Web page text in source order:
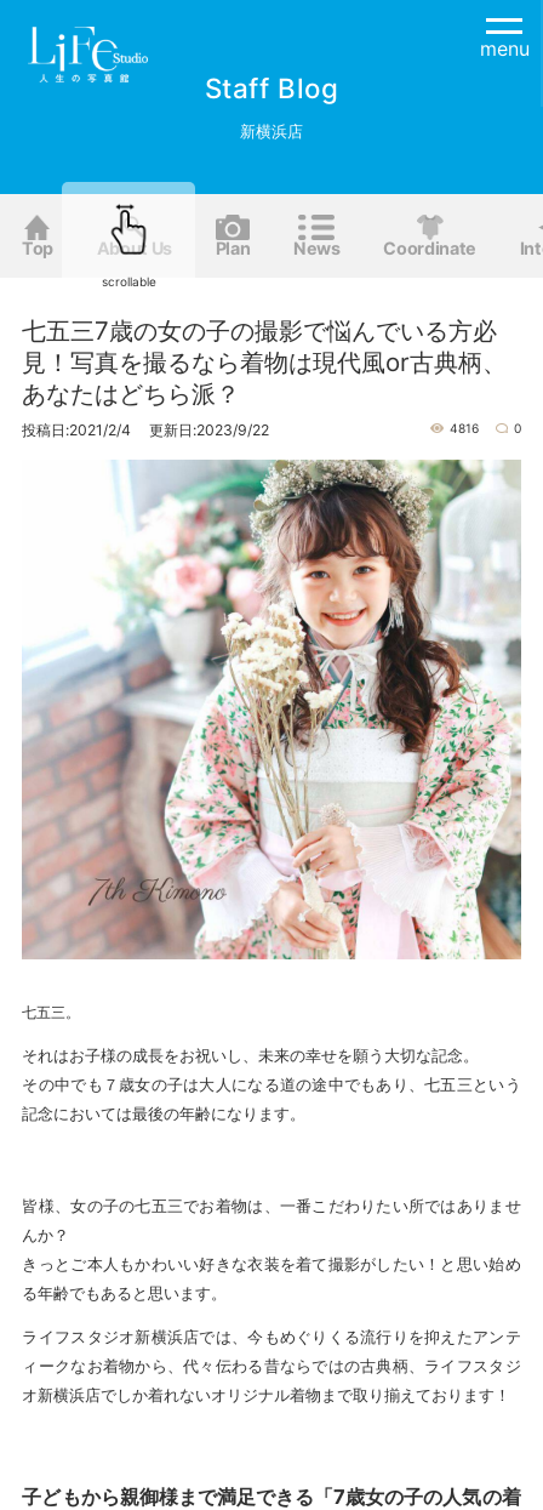
menu
Staff Blog
新横浜店
Top About Us Plan News Coordinate
七五三7歳の女の子の撮影で悩んでいる方必
見！写真を撮るなら着物は現代風or古典柄、
あなたはどちら派？
投稿日:2021/2/4 更新日:2023/9/22 4816 0
七五三。
それはお子様の成長をお祝いし、未来の幸せを願う大切な記念。
その中でも７歳女の子は大人になる道の途中でもあり、七五三という
記念においては最後の年齢になります。
皆様、女の子の七五三でお着物は、一番こだわりたい所ではありませ
んか？
きっとご本人もかわいい好きな衣装を着て撮影がしたい！と思い始め
る年齢でもあると思います。
ライフスタジオ新横浜店では、今もめぐりくる流行りを抑えたアンテ
ィークなお着物から、代々伝わる昔ならではの古典柄、ライフスタジ
オ新横浜店でしか着れないオリジナル着物まで取り揃えております！
子どもから親御様まで満足できる「7歳女の子の人気の着